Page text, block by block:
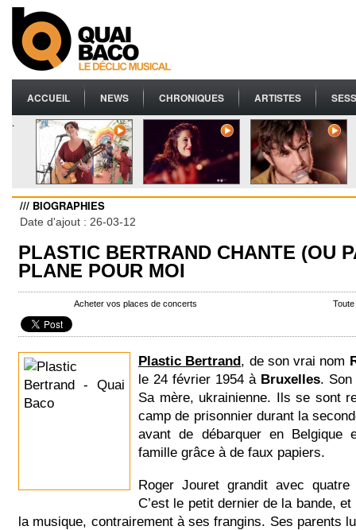
ACCUEIL NEWS CHRONIQUES ARTISTES
.
/// BIOGRAPHIES
Date d'ajout : 26-03-12
PLASTIC BERTRAND CHANTE (OU
PLANE POUR MOI
Acheter vos places de concerts
Plastic Bertrand, de son vrai nom
le 24 février 1954 à Bruxelles.
Sa mère, ukrainienne. Ils se sont
camp de prisonnier durant la
avant de débarquer en Belgique
famille grâce à de faux papiers.
Roger Jouret grandit avec
C’est le petit dernier de la bande,
la musique, contrairement à ses frangins. Ses parents